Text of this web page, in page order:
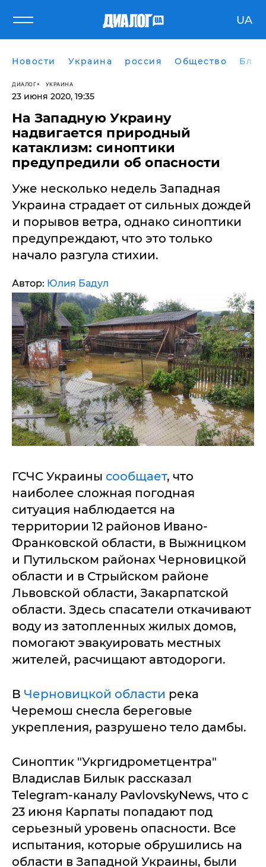
UA
Новости Украина россия Общество
ДИАЛОГ УКРАИНА
23 июня 2020, 19:35
На Западную Украину
надвигается природный
катаклизм: синоптики
предупредили об опасности
Уже несколько недель Западная
Украина страдает от сильных дождей
и порывов ветра, однако синоптики
предупреждают, что это только
начало разгула стихии.
Автор: Юлия Бадул
ГСЧС Украины сообщает, что
наиболее сложная погодная
ситуация наблюдается на
территории 12 районов Ивано-
Франковской области, в Выжницком
и Путильском районах Черновицкой
области и в Стрыйском районе
Львовской области, Закарпатской
области. Здесь спасатели откачивают
воду из затопленных жилых домов,
помогают эвакуировать местных
жителей, расчищают автодороги.
В Черновицкой области река
Черемош снесла береговые
укрепления, разрушено тело дамбы.
Синоптик "Укргидрометцентра"
Владислав Билык рассказал
Telegram-каналу PavlovskyNews, что с
23 июня Карпаты попадают под
серьезный уровень опасности. Все
испытания, которые обрушились на
области в Западной Украины, были